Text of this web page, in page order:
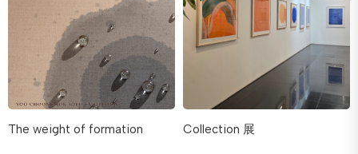
The weight of formation Collection 展